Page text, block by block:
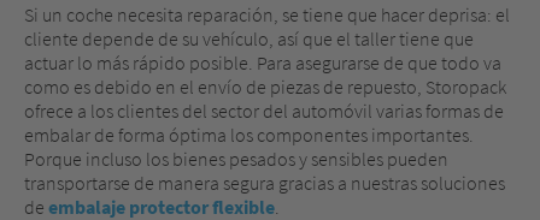
Si un coche necesita reparación, se tiene que hacer deprisa: el
cliente depende de su vehículo, así que el taller tiene que
actuar lo más rápido posible. Para asegurarse de que todo va
como es debido en el envío de piezas de repuesto, Storopack
ofrece a los clientes del sector del automóvil varias formas de
embalar de forma óptima los componentes importantes.
Porque incluso los bienes pesados y sensibles pueden
transportarse de manera segura gracias a nuestras soluciones
de embalaje protector flexible